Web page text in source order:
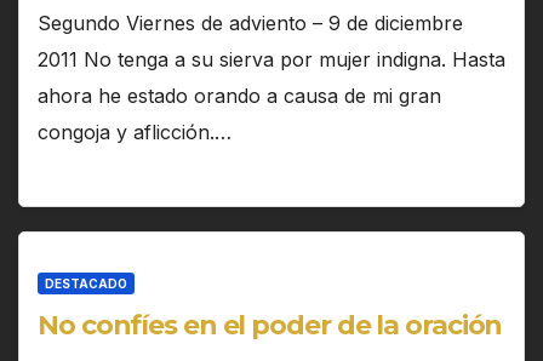
Segundo Viernes de adviento – 9 de diciembre
2011 No tenga a su sierva por mujer indigna. Hasta
ahora he estado orando a causa de mi gran
congoja y aflicción.…
DESTACADO
No confíes en el poder de la oración